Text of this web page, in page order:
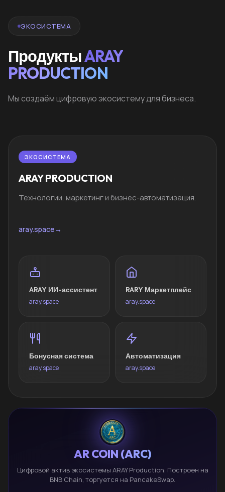
ЭКОСИСТЕМА
ПродуктыARAY
PRODUCTION
Мы создаём цифровую экосистему для бизнеса.
ЭКОСИСТЕМА
ARAY PRODUCTION
Технологии, маркетинг и бизнес-автоматизация.
aray.space→
ARAY ИИ-ассистент
aray.space
RARY Маркетплейс
aray.space
Бонусная система
aray.space
Автоматизация
aray.space
AR COIN (ARC)
Цифровой актив экосистемы ARAY Production. Построен на
BNB Chain, торгуется на PancakeSwap.